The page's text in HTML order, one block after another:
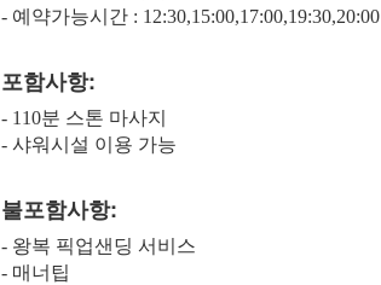
- 예약가능시간 : 12:30,15:00,17:00,19:30,20:00
포함사항:
- 110분 스톤 마사지
- 샤워시설 이용 가능
불포함사항:
- 왕복 픽업샌딩 서비스
- 매너팁